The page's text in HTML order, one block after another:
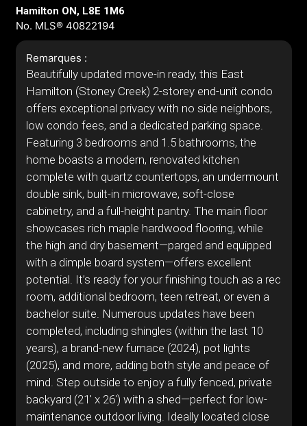
Hamilton ON, L8E 1M6
No. MLS® 40822194
Remarques :
Beautifully updated move-in ready, this East
Hamilton (Stoney Creek) 2-storey end-unit condo
offers exceptional privacy with no side neighbors,
low condo fees, and a dedicated parking space.
Featuring 3 bedrooms and 1.5 bathrooms, the
home boasts a modern, renovated kitchen
complete with quartz countertops, an undermount
double sink, built-in microwave, soft-close
cabinetry, and a full-height pantry. The main floor
showcases rich maple hardwood flooring, while
the high and dry basement—parged and equipped
with a dimple board system—offers excellent
potential. It’s ready for your finishing touch as a rec
room, additional bedroom, teen retreat, or even a
bachelor suite. Numerous updates have been
completed, including shingles (within the last 10
years), a brand-new furnace (2024), pot lights
(2025), and more, adding both style and peace of
mind. Step outside to enjoy a fully fenced, private
backyard (21' x 26') with a shed—perfect for low-
maintenance outdoor living. Ideally located close